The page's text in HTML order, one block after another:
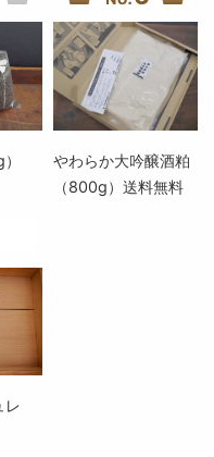
やわらか大吟醸酒粕
（800g）送料無料
レ